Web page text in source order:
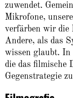
zuwendet.
Mikrofone,
verfärben wir die
Andere, als das
wissen glaubt. In
die das filmische
Gegenstrategie